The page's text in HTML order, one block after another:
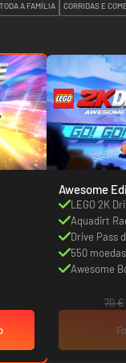
A FAMÍLIA CORRIDAS E
Awesome
LEGO 2K
Aquadirt
Drive Pass
550 moedas
Awesome
70 €